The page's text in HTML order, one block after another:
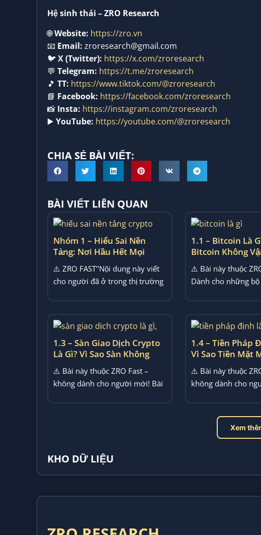
Hệ sinh thái – ZRO Research
🌐Website: https://zro.vn
📧 Email: zroresearch@gmail.com
🐦X (Twitter): https://x.com/zroresearch
💬 Telegram: https://t.me/zroresearch
🎵 TT: https://www.tiktok.com/@zroresearch
📘 Facebook: https://facebook.com/zroresearch
📸 Insta: https://instagram.com/zroresearch
▶️ YouTube: https://youtube.com/@zroresearch
CHIA SẺ BÀI VIẾT:
BÀI VIẾT LIÊN QUAN
Nhóm 1 – Hiểu Sai Nền
Tảng: Nơi Hầu Hết Mọi
Một Bản Đồ Đã Không Còn
Khớp
⚠️ ZRO FAST"Nội dung này viết
cho người đã ở trong thị trường
1.1 – Bitcoin Là
Bitcoin Không
⚠️ Bài này thuộc
Dành cho những
1.3 – Sàn Giao Dịch Crypto
Là Gì? Vì Sao Sàn Không
⚠️ Bài này thuộc ZRO Fast –
không dành cho người mới! Bài
1.4 – Tiền Pháp
Vì Sao Tiền Mặt
⚠️ Bài này thuộc
không dành cho
Xem
KHO DỮ LIỆU